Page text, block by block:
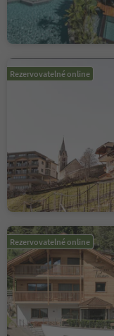
Rezervovatelné online
Rezervovatelné online